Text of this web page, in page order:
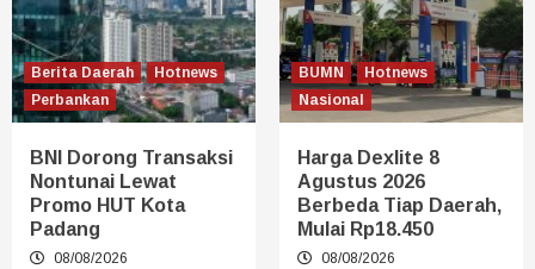
Berita Daerah
Hotnews
Perbankan
BNI Dorong Transaksi
Nontunai Lewat
Promo HUT Kota
Padang
08/08/2026
BUMN
Hotnews
Nasional
Harga Dexlite 8
Agustus 2026
Berbeda Tiap Daerah,
Mulai Rp18.450
08/08/2026